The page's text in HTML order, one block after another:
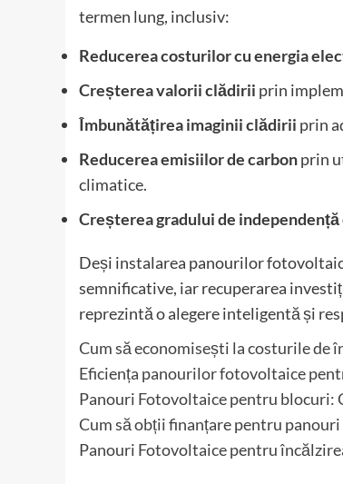
termen lung, inclusiv:
Reducerea costurilor cu energia
Creșterea valorii clădirii prin
Îmbunătățirea imaginii clădirii prin
Reducerea emisiilor de carbonprin
climatice.
Creșterea gradului de
Deși instalarea panourilor
semnificative, iar recuperarea
reprezintă o alegere inteligentă și
Cum să economisești la costurile
Eficiența panourilor fotovoltaice
Panouri Fotovoltaice pentru blocuri:
Cum să obții finanțare pentru
Panouri Fotovoltaice pentru